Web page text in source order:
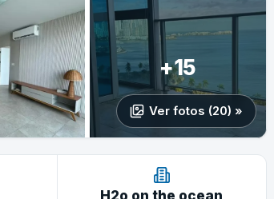
+15
Ver fotos (20) »
H2o on the ocean